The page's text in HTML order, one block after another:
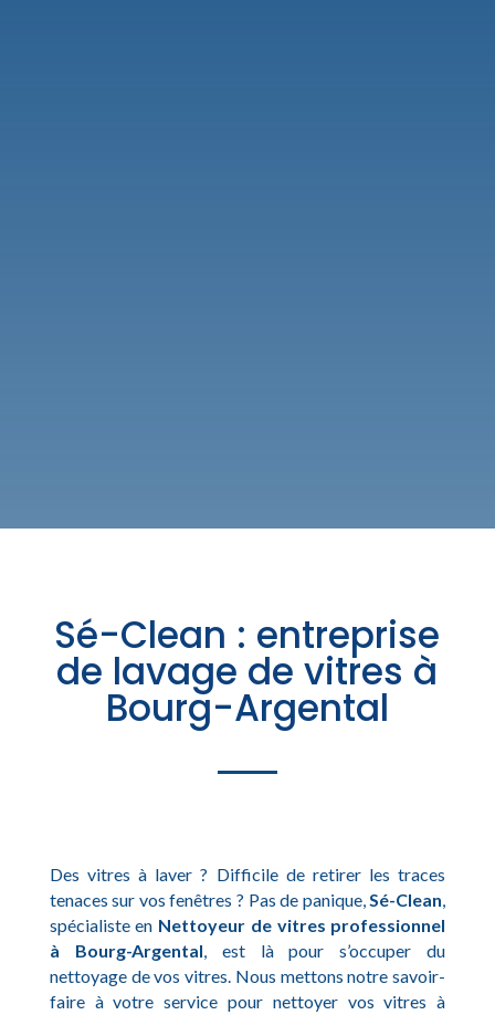
Sé-Clean : entreprise
de lavage de vitres à
Bourg-Argental
Des vitres à laver ? Difficile de retirer les traces
tenaces sur vos fenêtres ? Pas de panique,Sé-Clean,
spécialiste en Nettoyeur de vitres professionnel
à Bourg-Argental, est là pour s’occuper du
nettoyage de vos vitres. Nous mettons notre savoir-
faire à votre service pour nettoyer vos vitres à